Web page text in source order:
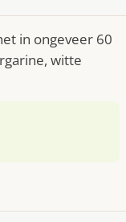
in ongeveer 60
witte